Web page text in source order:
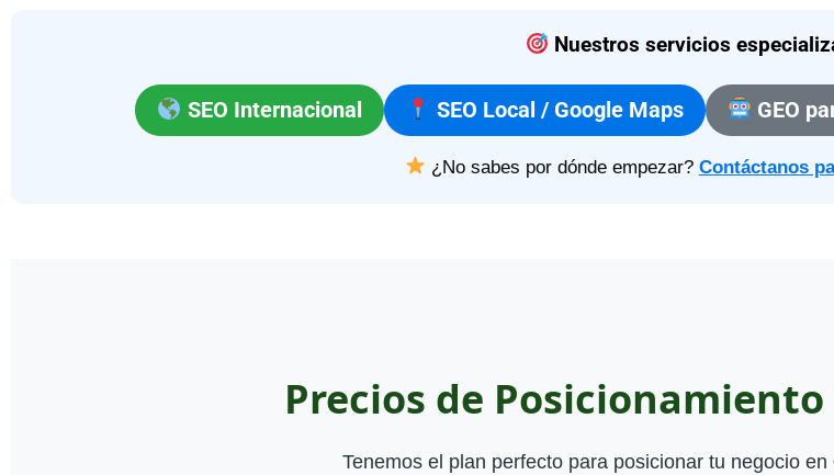
Nuestros servicios
SEO Internacional SEO Local / Google Maps GEO
¿No sabes por dónde empezar? Contáctanos
Precios de Posicionamiento
Tenemos el plan perfecto para posicionar tu negocio en